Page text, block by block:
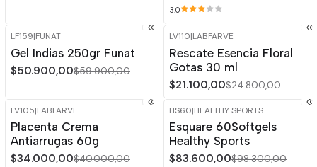
3.0
-15%
LF159|FUNAT
Gel Indias 250gr Funat
$50.900,00$59.900,00
-15%
LV110|LABFARVE
Rescate Esencia Floral
Gotas 30 ml
$21.100,00$24.800,00
-15%OFF
LV105|LABFARVE
Placenta Crema
Antiarrugas 60g
$34.000,00$40.000,00
-15% OFF
HS60|HEALTHY SPORTS
Esquare 60Softgels
Healthy Sports
$83.600,00$98.300,00